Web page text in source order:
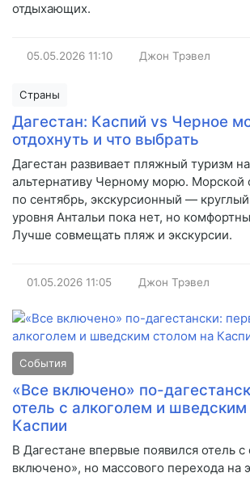
отдыхающих.
05.05.2026 11:10 Джон Трэвел
Страны
Дагестан: Каспий vs Черное
отдохнуть и что выбрать
Дагестан развивает пляжный туризм
альтернативу Черному морю.
по сентябрь, экскурсионный —
уровня Антальи пока нет, но
Лучше совмещать пляж и экскурсии.
01.05.2026 11:05 Джон Трэвел
События
«Все включено» по-
отель с алкоголем и
Каспии
В Дагестане впервые появился отель с
включено», но массового перехода на